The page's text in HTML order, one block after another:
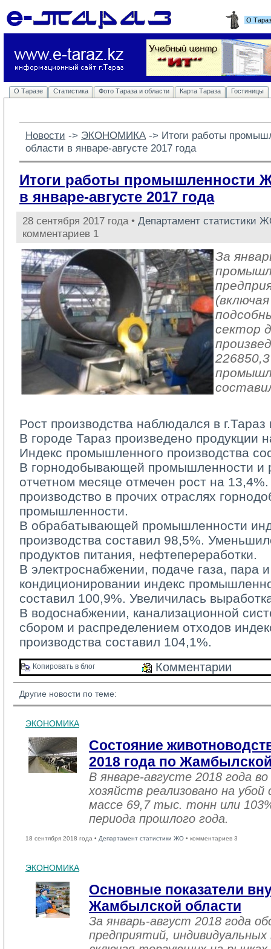
О
О Таразе Статистика Фото Тараза и области Карта Тараза Гостиницы
Новости -> ЭКОНОМИКА -> Итоги работы
области в январе-августе 2017 года
Итоги работы промышленности
в январе-августе 2017 года
28 сентября 2017 года • Департамент статистики
комментариев 1
За
сектор
Рост производства наблюдался в
В городе Тараз произведено продукции
Индекс промышленного производства
В горнодобывающей промышленности и
отчетном месяце отмечен рост на
производство в прочих отраслях
промышленности.
В обрабатывающей промышленности
производства составил 98,5%.
продуктов питания, нефтепереработки.
В электроснабжении, подаче газа, пара
кондиционировании индекс
составил 100,9%. Увеличилась
В водоснабжении, канализационной
сбором и распределением отходов
производства составил 104,1%.
Копировать в блог Комментарии
Другие новости по теме:
ЭКОНОМИКА
Состояние
2018 года по
В январе-августе 2018 года
хозяйств реализовано на
массе 69,7 тыс. тонн или
периода прошлого года.
18 сентября 2018 года • Департамент статистики ЖО • комментариев 3
ЭКОНОМИКА
Основные показатели
Жамбылской области
За январь-август 2018 года
предприятий,